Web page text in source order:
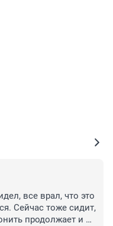
все врал, что это
Сейчас тоже сидит,
продолжает и